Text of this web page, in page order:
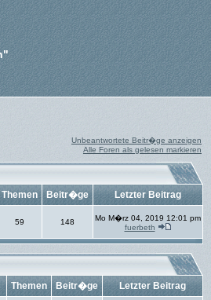
Unbeantwortete Beitr�ge anzeigen
Alle Foren als gelesen markieren
Themen Beitr�ge
Letzter Beitrag
59 148
Mo M�rz 04, 2019 12:01 pm
fuerbeth
Themen Beitr�ge
Letzter Beitrag